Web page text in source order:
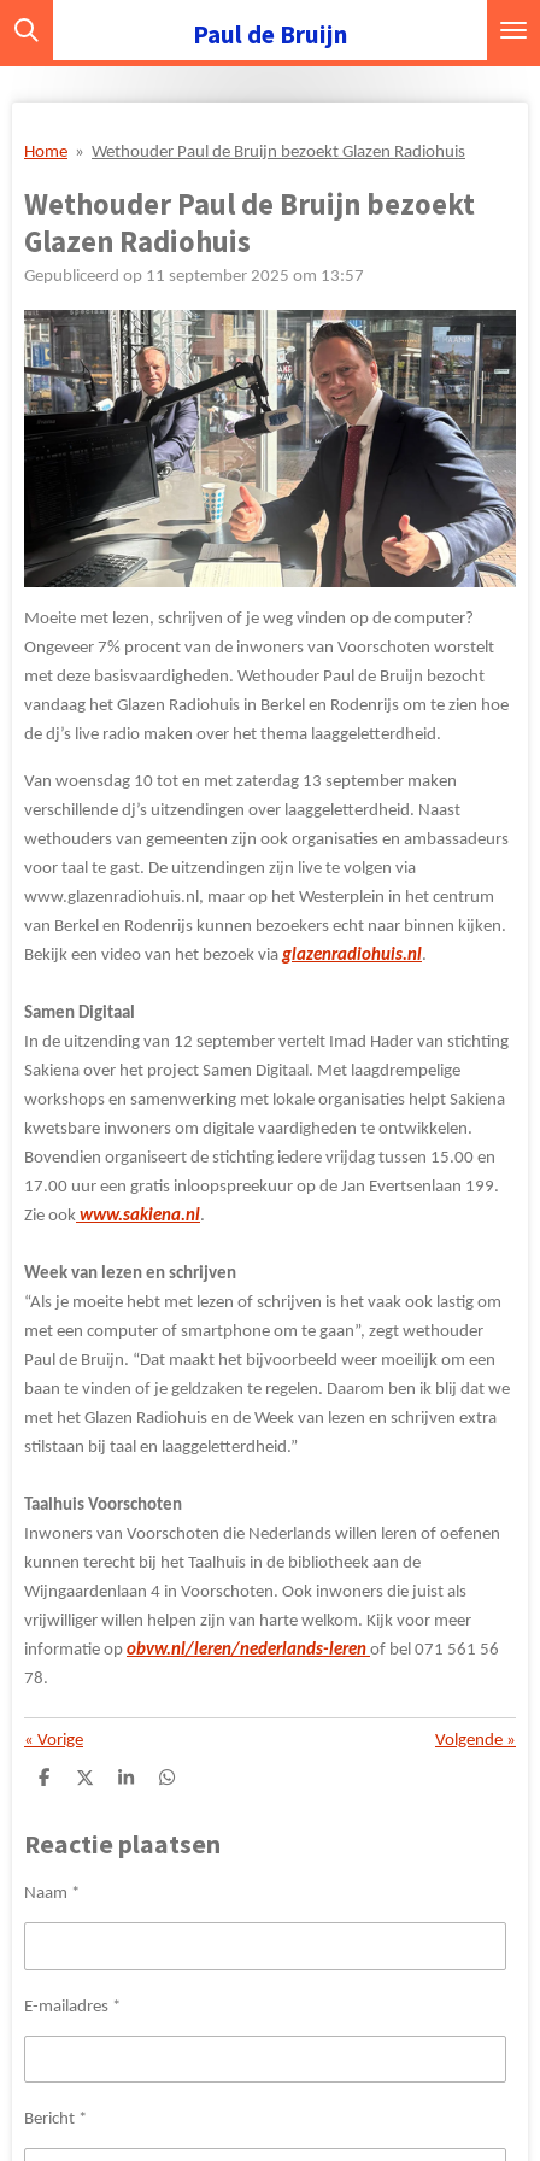
Ga
Paul de Bruijn
Home » Wethouder Paul de Bruijn bezoekt Glazen Radiohuis
Wethouder Paul de Bruijn bezoekt
Glazen Radiohuis
Gepubliceerd op 11 september 2025 om 13:57
Moeite met lezen, schrijven of je weg vinden op de computer?
Ongeveer 7% procent van de inwoners van Voorschoten worstelt
met deze basisvaardigheden. Wethouder Paul de Bruijn bezocht
vandaag het Glazen Radiohuis in Berkel en Rodenrijs om te zien hoe
de dj’s live radio maken over het thema laaggeletterdheid.
Van woensdag 10 tot en met zaterdag 13 september maken
verschillende dj’s uitzendingen over laaggeletterdheid. Naast
wethouders van gemeenten zijn ook organisaties en ambassadeurs
voor taal te gast. De uitzendingen zijn live te volgen via
www.glazenradiohuis.nl, maar op het Westerplein in het centrum
van Berkel en Rodenrijs kunnen bezoekers echt naar binnen kijken.
Bekijk een video van het bezoek via glazenradiohuis.nl.
Samen Digitaal
In de uitzending van 12 september vertelt Imad Hader van stichting
Sakiena over het project Samen Digitaal. Met laagdrempelige
workshops en samenwerking met lokale organisaties helpt Sakiena
kwetsbare inwoners om digitale vaardigheden te ontwikkelen.
Bovendien organiseert de stichting iedere vrijdag tussen 15.00 en
17.00 uur een gratis inloopspreekuur op de Jan Evertsenlaan 199.
Zie ook www.sakiena.nl.
Week van lezen en schrijven
“Als je moeite hebt met lezen of schrijven is het vaak ook lastig om
met een computer of smartphone om te gaan”, zegt wethouder
Paul de Bruijn. “Dat maakt het bijvoorbeeld weer moeilijk om een
baan te vinden of je geldzaken te regelen. Daarom ben ik blij dat we
met het Glazen Radiohuis en de Week van lezen en schrijven extra
stilstaan bij taal en laaggeletterdheid.”
Taalhuis Voorschoten
Inwoners van Voorschoten die Nederlands willen leren of oefenen
kunnen terecht bij het Taalhuis in de bibliotheek aan de
Wijngaardenlaan 4 in Voorschoten. Ook inwoners die juist als
vrijwilliger willen helpen zijn van harte welkom. Kijk voor meer
informatie op obvw.nl/leren/nederlands-leren of bel 071 561 56
78.
« Vorige Volgende »
D
e
n
D
l
S
r
e
D
e
n
Reactie plaatsen
Naam *
E-mailadres *
Bericht *